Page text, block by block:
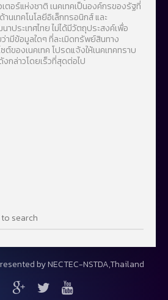
ตอร์แห่งชาติ เนคเทคเป็นองค์กรของรัฐที่
เทคโนโลยีอิเล็กทรอนิกส์ และ
ประเทศไทย ไม่ได้มีวัตถุประสงค์เพื่อ
ามีข้อมูลใดๆ ที่ละเมิดทรัพย์สินทาง
ของเนคเทค โปรดแจ้งให้เนคเทคทราบ
กล่าวโดยเร็วที่สุดต่อไป
byNECTEC-NSTDA,Thailand